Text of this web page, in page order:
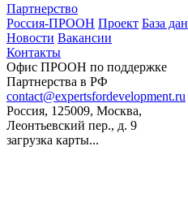
Партнерство
Россия-ПРООН Проект База
Новости Вакансии
Контакты
Офис ПРООН по поддержке
Партнерства в РФ
contact@expertsfordevelopment.ru
Россия, 125009, Москва,
Леонтьевский пер., д. 9
загрузка карты...